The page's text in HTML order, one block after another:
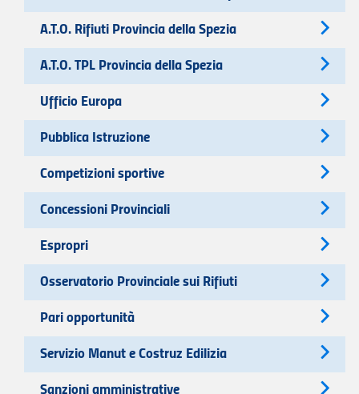
A.T.O. Rifiuti Provincia della Spezia
A.T.O. TPL Provincia della Spezia
Ufficio Europa
Pubblica Istruzione
Competizioni sportive
Concessioni Provinciali
Espropri
Osservatorio Provinciale sui Rifiuti
Pari opportunità
Servizio Manut e Costruz Edilizia
Sanzioni amministrative